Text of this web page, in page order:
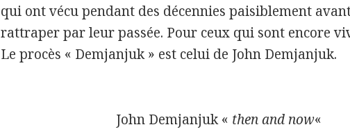
qui ont vécu pendant des décennies paisiblement
rattraper par leur passée. Pour ceux qui sont encore
Le procès « Demjanjuk » est celui de John Demjanjuk.
John Demjanjuk « then and now«